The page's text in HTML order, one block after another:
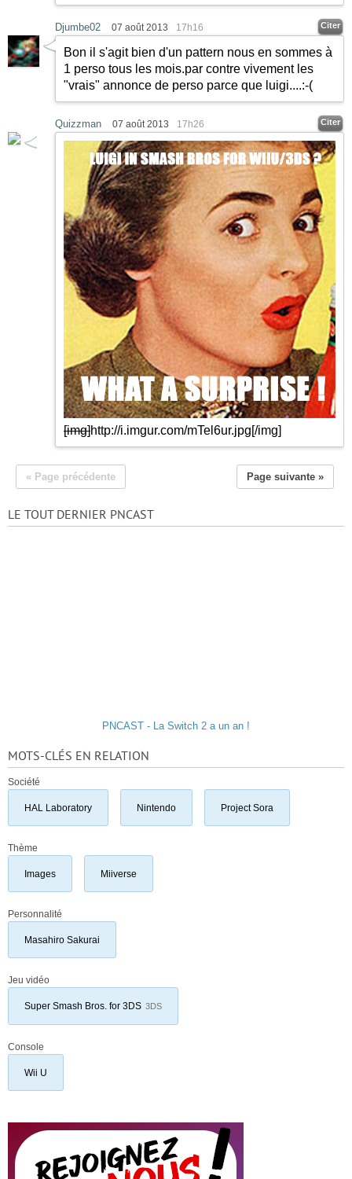
Djumbe02 07 août 2013 17h16 Citer
Bon il s'agit bien d'un pattern nous en sommes à
1 perso tous les mois.par contre vivement les
"vrais" annonce de perso parce que luigi....:-(
Quizzman 07 août 2013 17h26 Citer
[img]http://i.imgur.com/mTel6ur.jpg[/img]
« Page précédente Page suivante »
LE TOUT DERNIER PNCAST
PNCAST - La Switch 2 a un an !
MOTS-CLÉS EN RELATION
Société
HAL Laboratory Nintendo Project Sora
Thème
Images Miiverse
Personnalité
Masahiro Sakurai
Jeu vidéo
Super Smash Bros. for 3DS 3DS
Console
Wii U